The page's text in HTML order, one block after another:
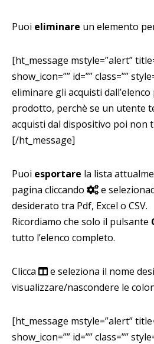
Puoi eliminare un elemento
[ht_message mstyle=”alert”
show_icon=”” id=”” class=””
eliminare gli acquisti
prodotto, perchè se un utente
acquisti dal dispositivo poi non
[/ht_message]
Puoi esportare la lista
pagina cliccando
e
desiderato tra Pdf, Excel o CSV.
Ricordiamo che solo il pulsante
tutto l’elenco completo.
Clicca
e seleziona il nome
visualizzare/nascondere le
[ht_message mstyle=”alert”
show_icon=”” id=”” class=””